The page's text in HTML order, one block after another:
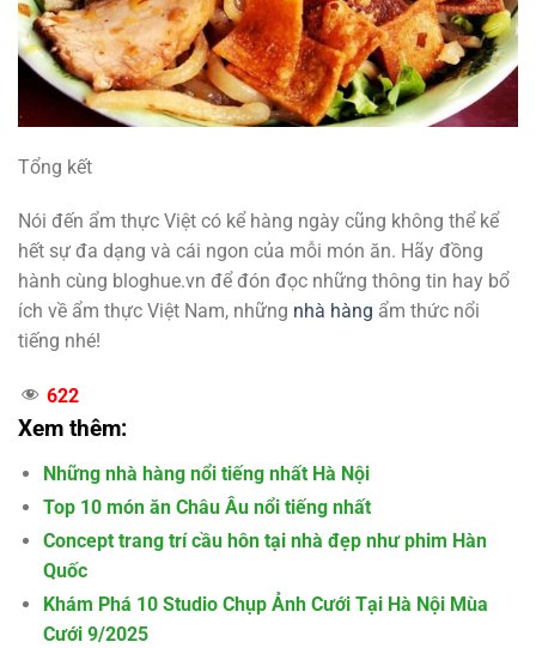
Tổng kết
Nói đến ẩm thực Việt có kể hàng ngày cũng không thể kể
hết sự đa dạng và cái ngon của mỗi món ăn. Hãy đồng
hành cùng bloghue.vn để đón đọc những thông tin hay bổ
ích về ẩm thực Việt Nam, những nhà hàng ẩm thức nổi
tiếng nhé!
622
Xem thêm:
Những nhà hàng nổi tiếng nhất Hà Nội
Top 10 món ăn Châu Âu nổi tiếng nhất
Concept trang trí cầu hôn tại nhà đẹp như phim Hàn
Quốc
Khám Phá 10 Studio Chụp Ảnh Cưới Tại Hà Nội Mùa
Cưới 9/2025